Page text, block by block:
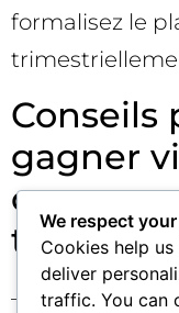
formalisez le
Conseils
gagner
terme ⚡
– N’investissez
We respect
Cookies help
deliver
traffic. You can